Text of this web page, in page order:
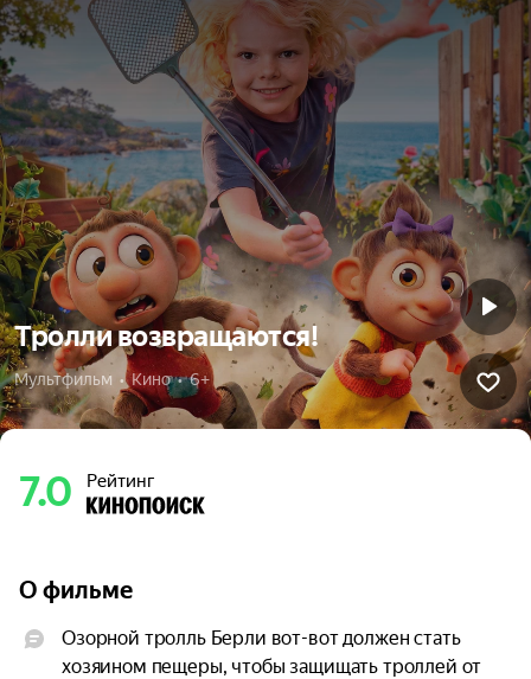
Тролли возвращаются!
Мультфильм  •  Кино  •  6+
7.0 Рейтинг
О фильме
Озорной тролль Берли вот-вот должен стать
хозяином пещеры, чтобы защищать троллей от